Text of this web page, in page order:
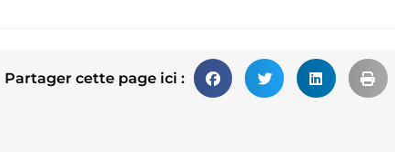
Partager cette page ici :